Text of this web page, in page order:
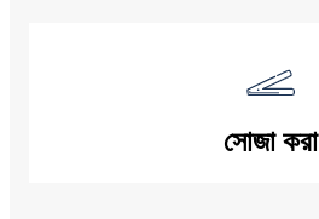
সোজা করা